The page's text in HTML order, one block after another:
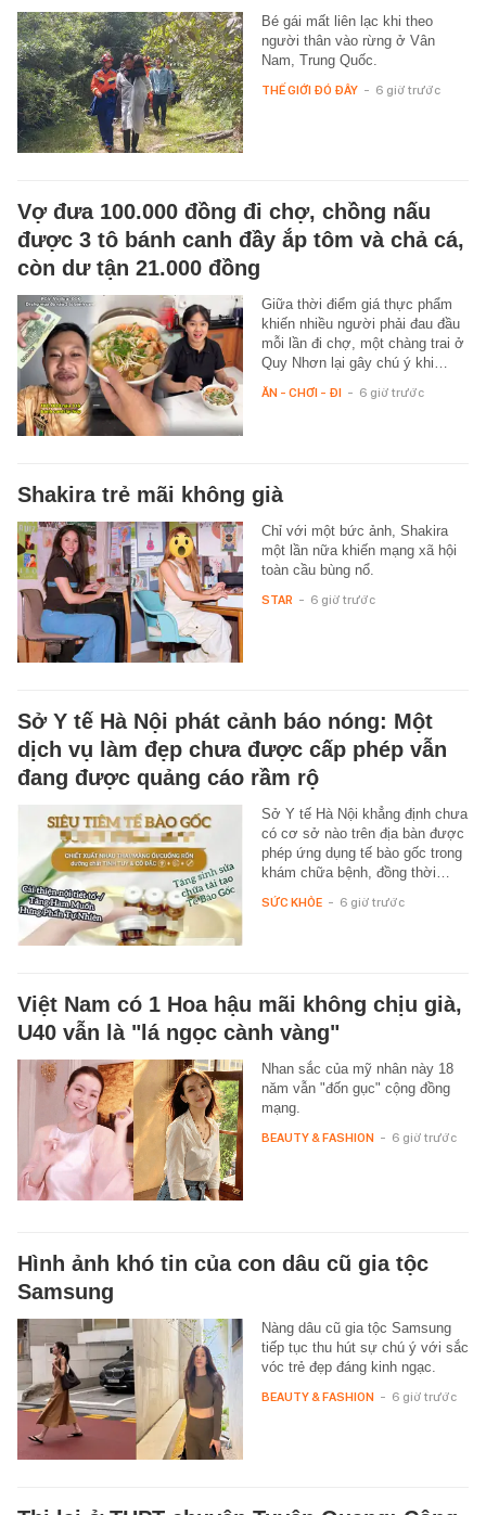
Bé gái mất liên lạc khi theo
người thân vào rừng ở Vân
Nam, Trung Quốc.
THẾ GIỚI ĐÓ ĐÂY - 6 giờ trước
Vợ đưa 100.000 đồng đi chợ, chồng nấu
được 3 tô bánh canh đầy ắp tôm và chả cá,
còn dư tận 21.000 đồng
Giữa thời điểm giá thực phẩm
khiến nhiều người phải đau đầu
mỗi lần đi chợ, một chàng trai ở
Quy Nhơn lại gây chú ý khi…
ĂN - CHƠI - ĐI - 6 giờ trước
Shakira trẻ mãi không già
Chỉ với một bức ảnh, Shakira
một lần nữa khiến mạng xã hội
toàn cầu bùng nổ.
STAR - 6 giờ trước
Sở Y tế Hà Nội phát cảnh báo nóng: Một
dịch vụ làm đẹp chưa được cấp phép vẫn
đang được quảng cáo rầm rộ
Sở Y tế Hà Nội khẳng định chưa
có cơ sở nào trên địa bàn được
phép ứng dụng tế bào gốc trong
khám chữa bệnh, đồng thời…
SỨC KHỎE - 6 giờ trước
Việt Nam có 1 Hoa hậu mãi không chịu già,
U40 vẫn là "lá ngọc cành vàng"
Nhan sắc của mỹ nhân này 18
năm vẫn "đốn gục" cộng đồng
mạng.
BEAUTY & FASHION - 6 giờ trước
Hình ảnh khó tin của con dâu cũ gia tộc
Samsung
Nàng dâu cũ gia tộc Samsung
tiếp tục thu hút sự chú ý với sắc
vóc trẻ đẹp đáng kinh ngạc.
BEAUTY & FASHION - 6 giờ trước